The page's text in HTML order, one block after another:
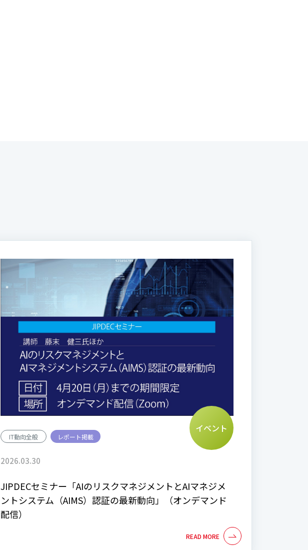
IT動向全般 レポート掲載
イベント
2026.03.30
JIPDECセミナー「AIのリスクマネジメントとAIマネジメ
ントシステム（AIMS）認証の最新動向」（オンデマンド
配信）